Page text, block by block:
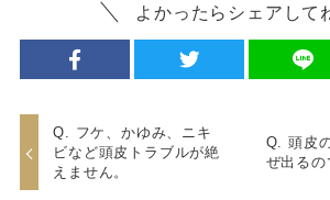
よかったらシェアして
Q. フケ、かゆみ、ニキ
ビなど頭皮トラブルが絶
えません。
Q. 頭皮
ぜ出るの